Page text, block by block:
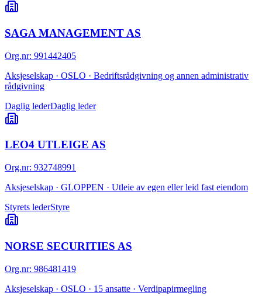
SAGA MANAGEMENT AS
Org.nr: 991442405
Aksjeselskap · OSLO · Bedriftsrådgivning og annen administrativ
rådgivning
Daglig lederDaglig leder
LEO4 UTLEIGE AS
Org.nr: 932748991
Aksjeselskap · GLOPPEN · Utleie av egen eller leid fast eiendom
Styrets lederStyre
NORSE SECURITIES AS
Org.nr: 986481419
Aksjeselskap · OSLO · 15 ansatte · Verdipapirmegling